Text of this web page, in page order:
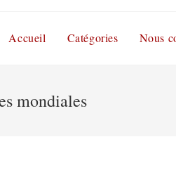
Accueil Catégories Nous
mondiales